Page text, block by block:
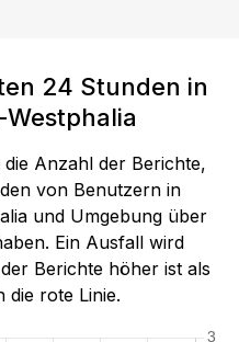
24 Stunden in
Anzahl der Berichte,
von Benutzern in
und Umgebung über
Ein Ausfall wird
Berichte höher ist als
die rote Linie.